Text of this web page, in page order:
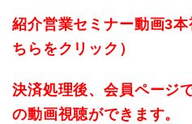
紹介営業セミナー動画3
ちらをクリック）
決済処理後、会員ページ
の動画視聴ができます。